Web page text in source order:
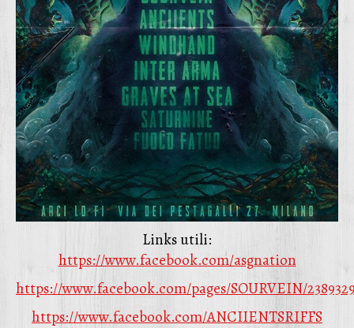
Links utili:
https://www.facebook.com/asgnation
https://www.facebook.com/pages/SOURVEIN/
https://www.facebook.com/ANCIIENTSRIFFS